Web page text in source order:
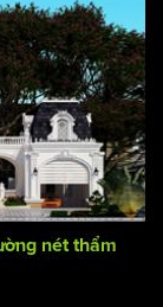
nét thẩm